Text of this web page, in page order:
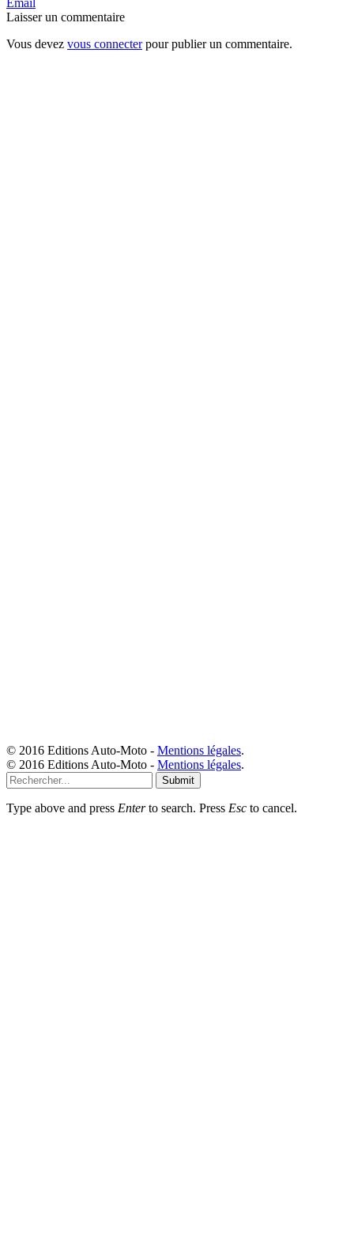
Laisser un commentaire
Vous devez vous connecterpour publier un commentaire.
© 2016 Editions Auto-Moto - Mentions légales.
© 2016 Editions Auto-Moto - Mentions légales.
Submit
Type above and press Enterto search. Press Esc to cancel.